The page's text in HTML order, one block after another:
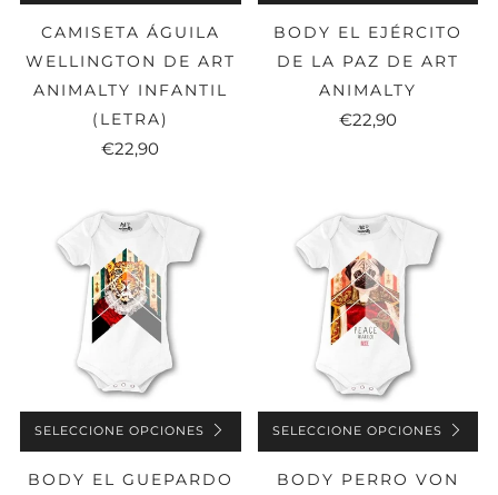
CAMISETA ÁGUILA
WELLINGTON DE ART
ANIMALTY INFANTIL
(LETRA)
€22,90
BODY EL EJÉRCITO
DE LA PAZ DE ART
ANIMALTY
€22,90
SELECCIONE OPCIONES
BODY EL GUEPARDO
SELECCIONE OPCIONES
BODY PERRO VON